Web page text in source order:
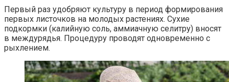
Первый раз удобряют культуру в период формирования
первых листочков на молодых растениях. Сухие
подкормки (калийную соль, аммиачную селитру) вносят
в междурядья. Процедуру проводят одновременно с
рыхлением.